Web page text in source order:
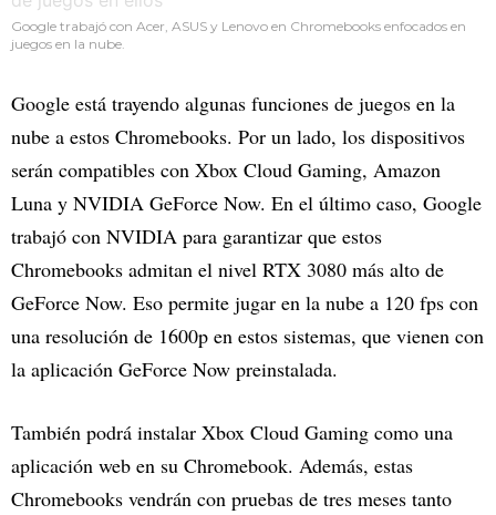
Google trabajó con Acer, ASUS y Lenovo en Chromebooks enfocados en
juegos en la nube.
Google está trayendo algunas funciones de juegos en la
nube a estos Chromebooks. Por un lado, los dispositivos
serán compatibles con Xbox Cloud Gaming, Amazon
Luna y NVIDIA GeForce Now. En el último caso, Google
trabajó con NVIDIA para garantizar que estos
Chromebooks admitan el nivel RTX 3080 más alto de
GeForce Now. Eso permite jugar en la nube a 120 fps con
una resolución de 1600p en estos sistemas, que vienen con
la aplicación GeForce Now preinstalada.
También podrá instalar Xbox Cloud Gaming como una
aplicación web en su Chromebook. Además, estas
Chromebooks vendrán con pruebas de tres meses tanto